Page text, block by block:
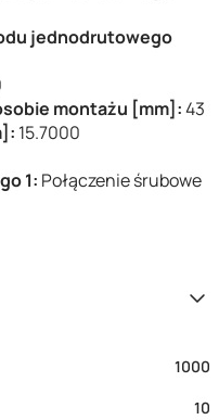
jednodrutowego
montażu [mm]:43
15.7000
1: Połączenie śrubowe
1000
10